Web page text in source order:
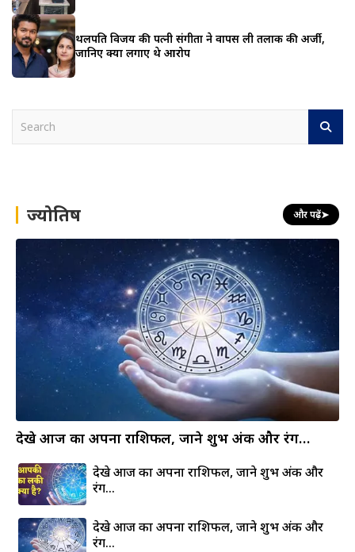
थलपति विजय की पत्नी संगीता ने वापस ली तलाक की अर्जी,
जानिए क्या लगाए थे आरोप
h ज्योतिष और पढ़ें➤
देखे आज का अपना राशिफल, जाने शुभ अंक और रंग…
देखे आज का अपना राशिफल, जाने शुभ अंक और
रंग…
देखे आज का अपना राशिफल, जाने शुभ अंक और
रंग…